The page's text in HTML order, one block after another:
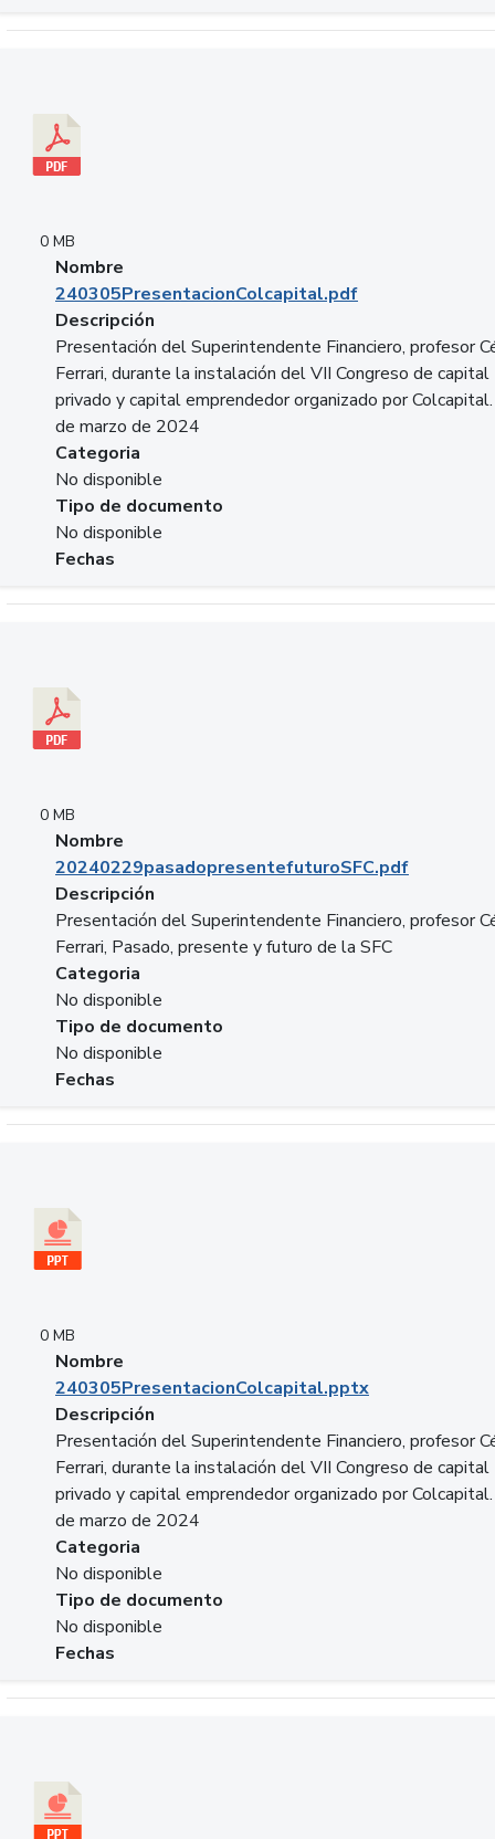
0 MB
Nombre
240305PresentacionColcapital.pdf
Descripción
Presentación del Superintendente Financiero, profesor
Ferrari, durante la instalación del VII Congreso de capital
privado y capital emprendedor organizado por
de marzo de 2024
Categoria
No disponible
Tipo de documento
No disponible
Fechas
0 MB
Nombre
20240229pasadopresentefuturoSFC.pdf
Descripción
Presentación del Superintendente Financiero, profesor
Ferrari, Pasado, presente y futuro de la SFC
Categoria
No disponible
Tipo de documento
No disponible
Fechas
0 MB
Nombre
240305PresentacionColcapital.pptx
Descripción
Presentación del Superintendente Financiero, profesor
Ferrari, durante la instalación del VII Congreso de capital
privado y capital emprendedor organizado por
de marzo de 2024
Categoria
No disponible
Tipo de documento
No disponible
Fechas